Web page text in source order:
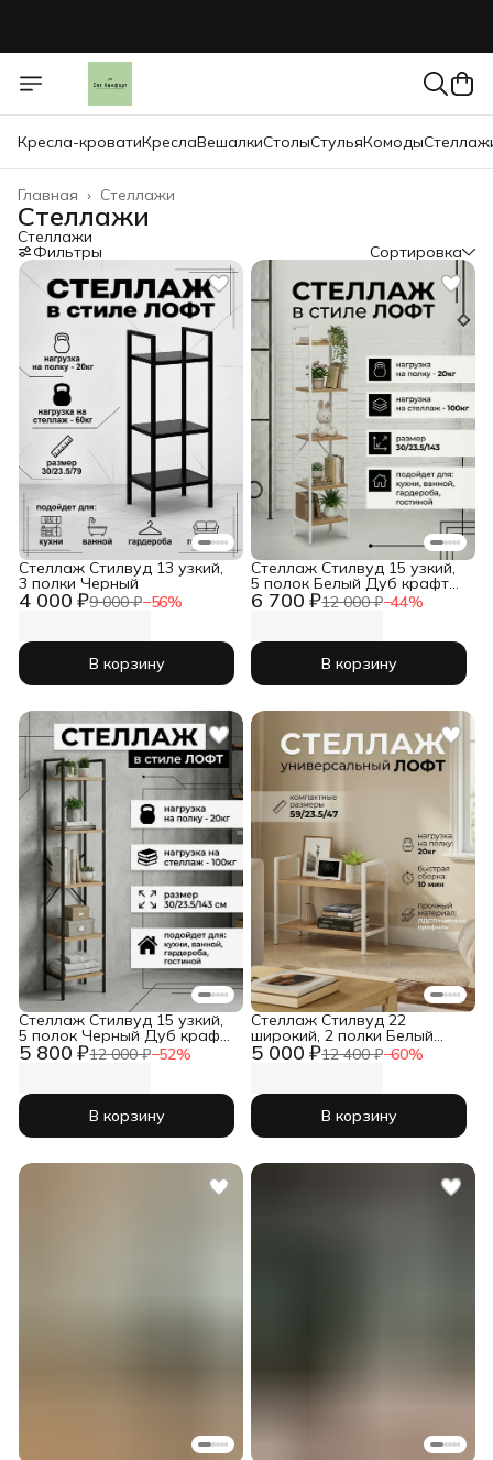
Кресла-кроватиКреслаВешалкиСтолыСтульяКомоды
Стеллажи
Главная ›
Стеллажи
Стеллажи
Фильтры Сортировка
4 000 ₽9 000 ₽−56%
Стеллаж Стилвуд 13 узкий,
3 полки Черный
В корзину
6 700 ₽12 000 ₽−44%
Стеллаж Стилвуд 15 узкий,
5 полок Белый Дуб крафт
золотой
В корзину
5 800 ₽12 000 ₽−52%
Стеллаж Стилвуд 15 узкий,
5 полок Черный Дуб крафт
золотой
В корзину
5 000 ₽12 400 ₽−60%
Стеллаж Стилвуд 22
широкий, 2 полки Белый
Дуб крафт золотой
В корзину